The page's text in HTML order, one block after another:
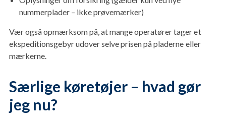
nummerplader – ikke prøvemærker)
Vær også opmærksom på, at mange operatører tager et
ekspeditionsgebyr udover selve prisen på pladerne eller
mærkerne.
Særlige køretøjer – hvad gør
jeg nu?